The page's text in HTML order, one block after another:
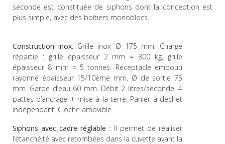
seconde est constituée de siphons dont la conception est
plus simple, avec des boîtiers monoblocs.
Construction inox. Grille inox Ø 175 mm. Charge
répartie : grille épaisseur 2 mm = 300 kg, grille
épaisseur 8 mm = 5 tonnes. Réceptacle embouti
rayonné épaisseur 15/10ème mm, Ø de sortie 75
mm. Garde d’eau 60 mm. Débit 2 litres/seconde. 4
pattes d’ancrage + mise à la terre. Panier à déchet
indépendant. Cloche amovible.
Siphons avec cadre réglable : Il permet de réaliser
l’étanchéité avec retombées dans la cuvette avant la